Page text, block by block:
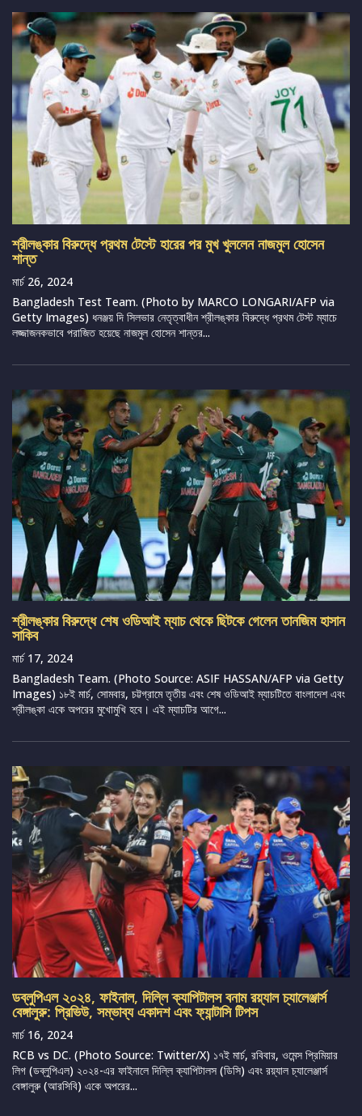
শ্রীলঙ্কার বিরুদ্ধে প্রথম টেস্টে হারের পর মুখ খুললেন নাজমুল হোসেন
শান্ত
মার্চ 26, 2024
Bangladesh Test Team. (Photo by MARCO LONGARI/AFP via
Getty Images) ধনঞ্জয় দি সিলভার নেতৃত্বাধীন শ্রীলঙ্কার বিরুদ্ধে প্রথম টেস্ট ম্যাচে
লজ্জাজনকভাবে পরাজিত হয়েছে নাজমুল হোসেন শান্তর...
শ্রীলঙ্কার বিরুদ্ধে শেষ ওডিআই ম্যাচ থেকে ছিটকে গেলেন তানজিম হাসান
সাকিব
মার্চ 17, 2024
Bangladesh Team. (Photo Source: ASIF HASSAN/AFP via Getty
Images) ১৮ই মার্চ, সোমবার, চট্টগ্রামে তৃতীয় এবং শেষ ওডিআই ম্যাচটিতে বাংলাদেশ এবং
শ্রীলঙ্কা একে অপরের মুখোমুখি হবে। এই ম্যাচটির আগে...
ডব্লুপিএল ২০২৪, ফাইনাল, দিল্লি ক্যাপিটালস বনাম রয়্যাল চ্যালেঞ্জার্স
বেঙ্গালুরু: প্রিভিউ, সম্ভাব্য একাদশ এবং ফ্যান্টাসি টিপস
মার্চ 16, 2024
RCB vs DC. (Photo Source: Twitter/X) ১৭ই মার্চ, রবিবার, ওমেন্স প্রিমিয়ার
লিগ (ডব্লুপিএল) ২০২৪-এর ফাইনালে দিল্লি ক্যাপিটালস (ডিসি) এবং রয়্যাল চ্যালেঞ্জার্স
বেঙ্গালুরু (আরসিবি) একে অপরের...